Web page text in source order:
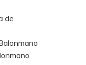
de